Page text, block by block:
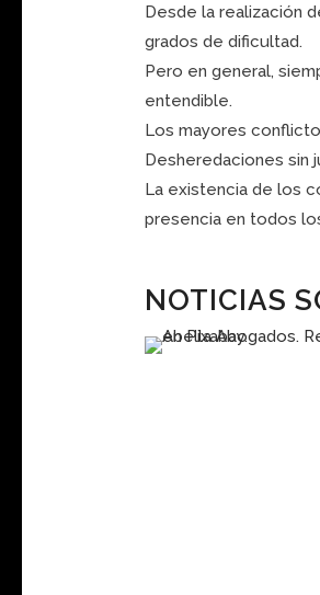
Desde la realización
grados de dificultad.
Pero en general,
entendible.
Los mayores
Desheredaciones sin
La existencia de los
presencia en todos
NOTICIAS